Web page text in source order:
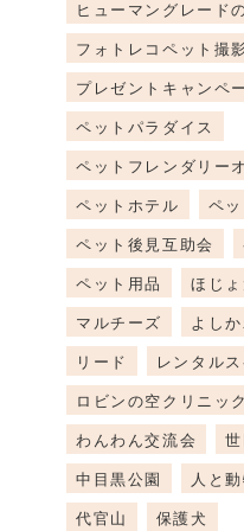
ヒューマングレード
フォトレコペット撮
プレゼントキャンペ
ペットパラダイス
ペットフレンダリー
ペットホテル
ペ
ペット後見互助会
ペット用品
ほじ
マルチーズ
よし
リード
レンタル
ロビンの空クリニック
わんわん交流会
中目黒公園
人と
代官山
保護犬